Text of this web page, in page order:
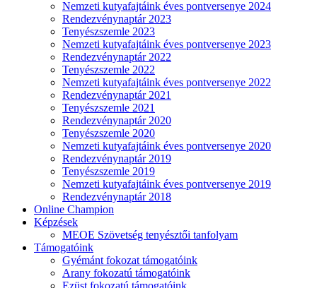
Nemzeti kutyafajtáink éves pontversenye 2024
Rendezvénynaptár 2023
Tenyészszemle 2023
Nemzeti kutyafajtáink éves pontversenye 2023
Rendezvénynaptár 2022
Tenyészszemle 2022
Nemzeti kutyafajtáink éves pontversenye 2022
Rendezvénynaptár 2021
Tenyészszemle 2021
Rendezvénynaptár 2020
Tenyészszemle 2020
Nemzeti kutyafajtáink éves pontversenye 2020
Rendezvénynaptár 2019
Tenyészszemle 2019
Nemzeti kutyafajtáink éves pontversenye 2019
Rendezvénynaptár 2018
Online Champion
Képzések
MEOE Szövetség tenyésztői tanfolyam
Támogatóink
Gyémánt fokozat támogatóink
Arany fokozatú támogatóink
Ezüst fokozatú támogatóink